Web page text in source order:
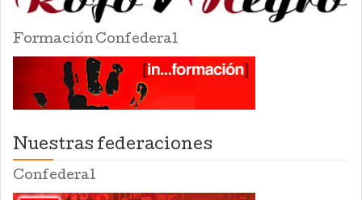
Formación Confederal
Nuestras federaciones
Confederal